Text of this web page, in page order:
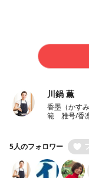
川鍋 薫
香墨（かす
範 雅号/香
5人のフォロワー